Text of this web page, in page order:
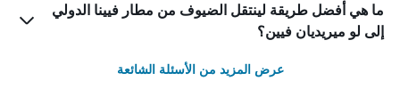
ما هي أفضل طريقة لينتقل الضيوف من مطار فيينا الدولي
إلى لو ميريديان فيين؟
عرض المزيد من الأسئلة الشائعة